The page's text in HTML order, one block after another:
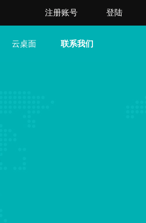
注册账号 登陆
云桌面 联系我们